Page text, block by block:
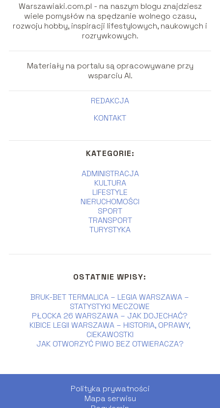
Warszawiaki.com.pl - na naszym blogu znajdziesz
wiele pomysłów na spędzanie wolnego czasu,
rozwoju hobby, inspiracji lifestylowych, naukowych i
rozrywkowych.
Materiały na portalu są opracowywane przy
wsparciu AI.
REDAKCJA
KONTAKT
KATEGORIE:
ADMINISTRACJA
KULTURA
LIFESTYLE
NIERUCHOMOŚCI
SPORT
TRANSPORT
TURYSTYKA
OSTATNIE WPISY:
BRUK-BET TERMALICA – LEGIA WARSZAWA –
STATYSTYKI MECZOWE
PŁOCKA 26 WARSZAWA – JAK DOJECHAĆ?
KIBICE LEGII WARSZAWA – HISTORIA, OPRAWY,
CIEKAWOSTKI
JAK OTWORZYĆ PIWO BEZ OTWIERACZA?
Polityka prywatności
Mapa serwisu